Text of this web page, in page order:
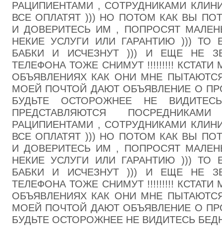
РАЦИПИЕНТАМИ , СОТРУДНИКАМИ
ВСЕ ОПЛАТЯТ ))) НО ПОТОМ КАК ВЫ
И ДОВЕРИТЕСЬ ИМ , ПОПРОСЯТ
НЕКИЕ УСЛУГИ ИЛИ ГАРАНТИЮ ))) ТО
БАБКИ И ИСЧЕЗНУТ ))) И ЕЩЕ НЕ
ТЕЛЕФОНА ТОЖЕ СНИМУТ !!!!!!!!!
ОБЪЯВЛЕНИЯХ КАК ОНИ МНЕ
МОЕЙ ПОЧТОЙ ДАЮТ ОБЪЯВЛЕНИЕ О
БУДЬТЕ ОСТОРОЖНЕЕ НЕ
ПРЕДСТАВЛЯЮТСЯ
РАЦИПИЕНТАМИ , СОТРУДНИКАМИ
ВСЕ ОПЛАТЯТ ))) НО ПОТОМ КАК ВЫ
И ДОВЕРИТЕСЬ ИМ , ПОПРОСЯТ
НЕКИЕ УСЛУГИ ИЛИ ГАРАНТИЮ ))) ТО
БАБКИ И ИСЧЕЗНУТ ))) И ЕЩЕ НЕ
ТЕЛЕФОНА ТОЖЕ СНИМУТ !!!!!!!!!
ОБЪЯВЛЕНИЯХ КАК ОНИ МНЕ
МОЕЙ ПОЧТОЙ ДАЮТ ОБЪЯВЛЕНИЕ О
БУДЬТЕ ОСТОРОЖНЕЕ НЕ ВИДИТЕСЬ